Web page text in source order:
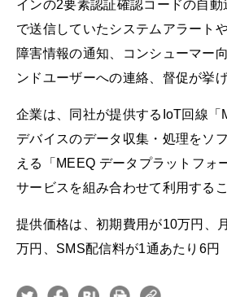
インの2要素認証確認コードの自
で送信していたシステムアラート
障害情報の通知、コンシューマー
ンドユーザーへの連絡、督促が挙
企業は、同社が提供するIoT回線「
デバイスのデータ収集・処理をソ
える「MEEQ データプラットフォ
サービスを組み合わせて利用する
提供価格は、初期費用が10万円、
万円、SMS配信料が1通あたり6円